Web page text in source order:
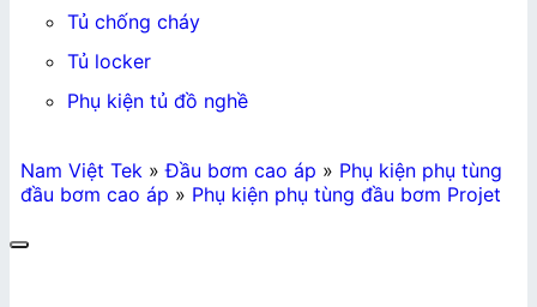
Tủ chống cháy
Tủ locker
Phụ kiện tủ đồ nghề
Nam Việt Tek»Đầu bơm cao áp » Phụ kiện phụ tùng
đầu bơm cao áp » Phụ kiện phụ tùng đầu bơm Projet